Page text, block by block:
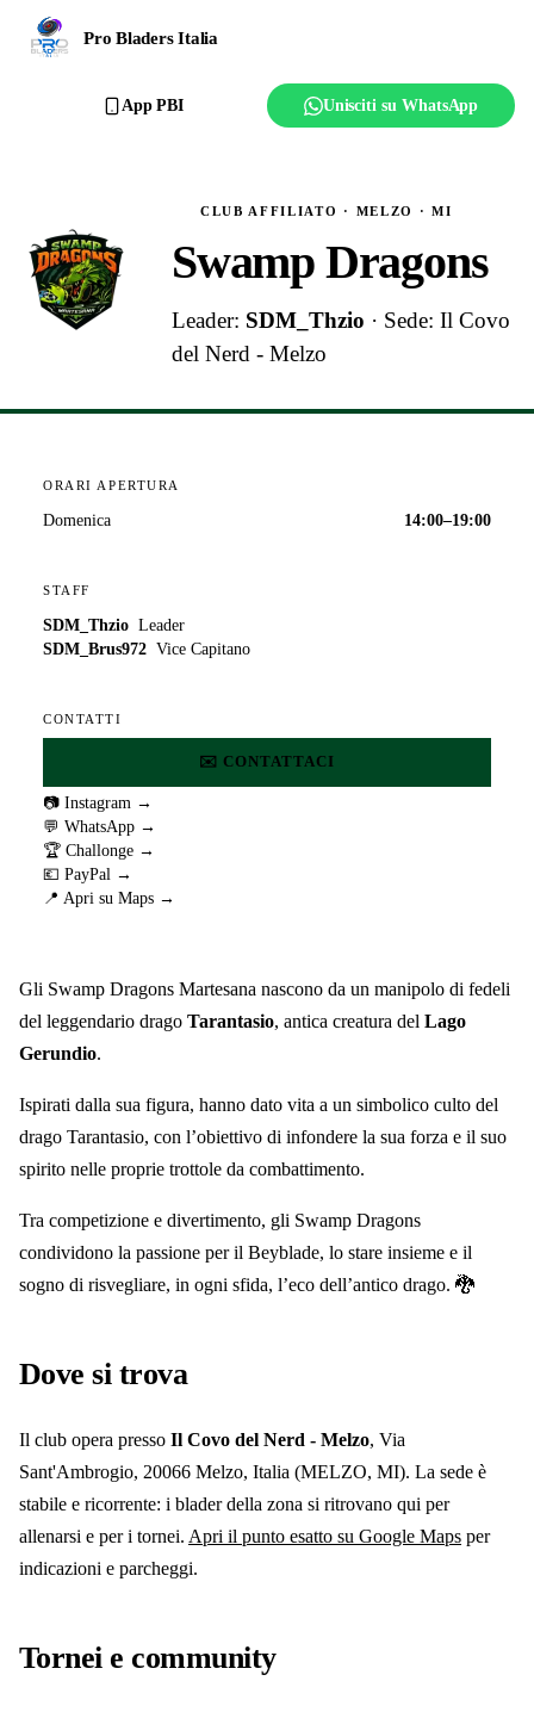
Pro Bladers Italia
Ranking
Affilia il club
App PBI Unisciti su WhatsApp
CLUB AFFILIATO · MELZO · MI
Swamp Dragons
Leader: SDM_Thzio · Sede: Il Covo
del Nerd - Melzo
Gli Swamp Dragons Martesana nascono da un manipolo di fedeli
del leggendario drago Tarantasio, antica creatura del Lago
Gerundio.
Ispirati dalla sua figura, hanno dato vita a un simbolico culto del
drago Tarantasio, con l’obiettivo di infondere la sua forza e il suo
spirito nelle proprie trottole da combattimento.
Tra competizione e divertimento, gli Swamp Dragons
condividono la passione per il Beyblade, lo stare insieme e il
sogno di risvegliare, in ogni sfida, l’eco dell’antico drago. 🐉
Dove si trova
Il club opera presso Il Covo del Nerd - Melzo, Via
Sant'Ambrogio, 20066 Melzo, Italia (MELZO, MI). La sede è
stabile e ricorrente: i blader della zona si ritrovano qui per
allenarsi e per i tornei. Apri il punto esatto su Google Maps per
indicazioni e parcheggi.
Tornei e community
ORARI APERTURA
Domenica 14:00–19:00
STAFF
SDM_Thzio Leader
SDM_Brus972 Vice Capitano
CONTATTI
✉️ CONTATTACI
📷 Instagram →
💬 WhatsApp →
🏆 Challonge →
💶 PayPal →
📍 Apri su Maps →